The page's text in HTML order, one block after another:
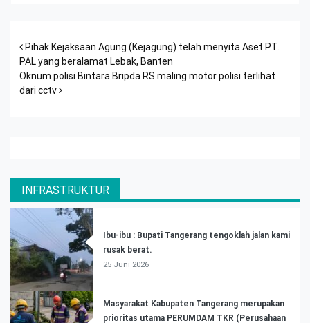
Post navigation
Pihak Kejaksaan Agung (Kejagung) telah menyita Aset PT.
PAL yang beralamat Lebak, Banten
Oknum polisi Bintara Bripda RS maling motor polisi terlihat
dari cctv
INFRASTRUKTUR
Ibu-ibu : Bupati Tangerang tengoklah jalan kami
rusak berat.
25 Juni 2026
Masyarakat Kabupaten Tangerang merupakan
prioritas utama PERUMDAM TKR (Perusahaan